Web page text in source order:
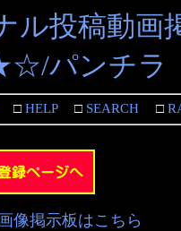
ル投稿動画
パンチラ
HELP□SEARCH□
像掲示板はこちら